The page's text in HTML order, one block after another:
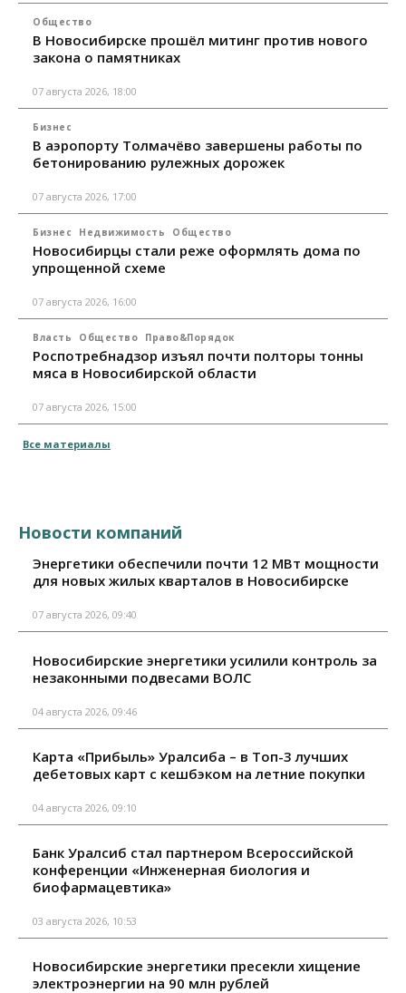
Общество
В Новосибирске прошёл митинг против нового
закона о памятниках
07 августа 2026, 18:00
Бизнес
В аэропорту Толмачёво завершены работы по
бетонированию рулежных дорожек
07 августа 2026, 17:00
Бизнес Недвижимость Общество
Новосибирцы стали реже оформлять дома по
упрощенной схеме
07 августа 2026, 16:00
Власть Общество Право&Порядок
Роспотребнадзор изъял почти полторы тонны
мяса в Новосибирской области
07 августа 2026, 15:00
Все материалы
Новости компаний
Энергетики обеспечили почти 12 МВт мощности
для новых жилых кварталов в Новосибирске
07 августа 2026, 09:40
Новосибирские энергетики усилили контроль за
незаконными подвесами ВОЛС
04 августа 2026, 09:46
Карта «Прибыль» Уралсиба – в Топ-3 лучших
дебетовых карт с кешбэком на летние покупки
04 августа 2026, 09:10
Банк Уралсиб стал партнером Всероссийской
конференции «Инженерная биология и
биофармацевтика»
03 августа 2026, 10:53
Новосибирские энергетики пресекли хищение
электроэнергии на 90 млн рублей